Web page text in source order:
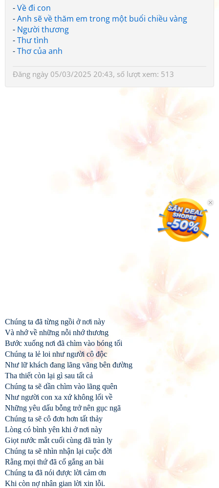
-Về đi con
-Anh sẽ về thăm em trong một buổi chiều vàng
- Người thương
-Thư tình
-Thơ của anh
Đăng ngày 05/03/2025 20:43, số lượt xem: 513
Chúng ta đã từng ngồi ở nơi này
Và nhớ về những nỗi nhớ thương
Bước xuống nơi đã chìm vào bóng tối
Chúng ta lẻ loi như người cô độc
Như lữ khách đang lãng vãng bên đường
Tha thiết còn lại gì sau tất cả
Chúng ta sẽ dần chìm vào lãng quên
Như người con xa xứ không lối về
Những yêu dấu bỗng trở nên gục ngã
Chúng ta sẽ cô đơn hơn tất thảy
Lòng có bình yên khi ở nơi này
Giọt nước mắt cuối cùng đã tràn ly
Chúng ta sẽ nhìn nhận lại cuộc đời
Rằng mọi thứ đã cố gắng an bài
Chúng ta đã nói được lời cảm ơn
Khi còn nợ nhân gian lời xin lỗi.